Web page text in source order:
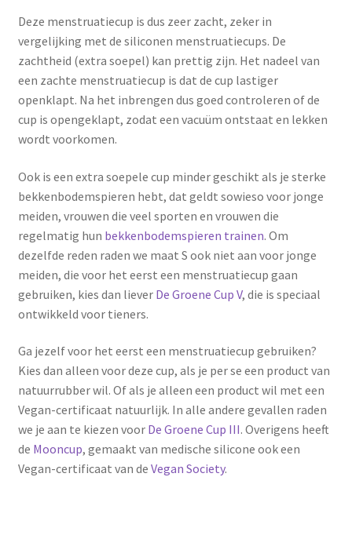
Deze menstruatiecup is dus zeer zacht, zeker in
vergelijking met de siliconen menstruatiecups. De
zachtheid (extra soepel) kan prettig zijn. Het nadeel van
een zachte menstruatiecup is dat de cup lastiger
openklapt. Na het inbrengen dus goed controleren of de
cup is opengeklapt, zodat een vacuüm ontstaat en lekken
wordt voorkomen.
Ook is een extra soepele cup minder geschikt als je sterke
bekkenbodemspieren hebt, dat geldt sowieso voor jonge
meiden, vrouwen die veel sporten en vrouwen die
regelmatig hun bekkenbodemspieren trainen. Om
dezelfde reden raden we maat S ook niet aan voor jonge
meiden, die voor het eerst een menstruatiecup gaan
gebruiken, kies dan liever De Groene Cup V, die is speciaal
ontwikkeld voor tieners.
Ga jezelf voor het eerst een menstruatiecup gebruiken?
Kies dan alleen voor deze cup, als je per se een product van
natuurrubber wil. Of als je alleen een product wil met een
Vegan-certificaat natuurlijk. In alle andere gevallen raden
we je aan te kiezen voor De Groene Cup III. Overigens heeft
de Mooncup, gemaakt van medische silicone ook een
Vegan-certificaat van de Vegan Society.